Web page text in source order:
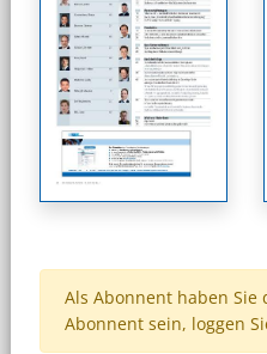
Als Abonnent haben Sie
Abonnent sein, loggen